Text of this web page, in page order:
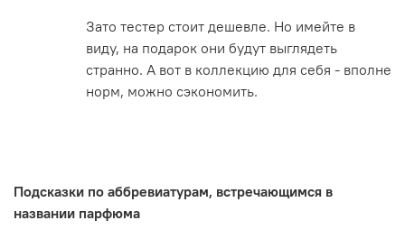
Зато тестер стоит дешевле. Но имейте в
виду, на подарок они будут выглядеть
странно. А вот в коллекцию для себя - вполне
норм, можно сэкономить.
Подсказки по аббревиатурам, встречающимся в
названии парфюма